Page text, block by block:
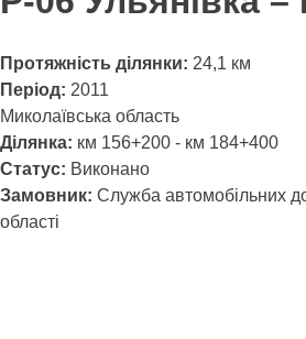
Протяжність ділянки: 24,1 км
Період: 2011
Миколаївська область
Ділянка: км 156+200 - км 184+400
Статус: Виконано
Замовник: Служба автомобільних
області